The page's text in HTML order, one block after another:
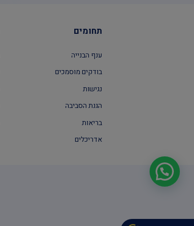
תחומים
ענף הבנייה
בודקים מוסמכים
נגישות
הגנת הסביבה
בריאות
אדריכלים